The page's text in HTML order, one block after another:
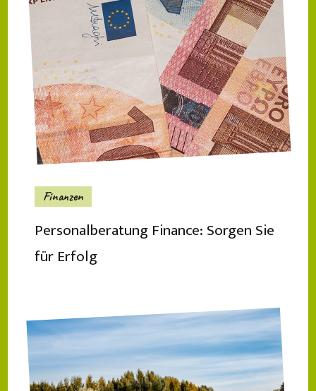
Finanzen
Personalberatung Finance: Sorgen Sie
für Erfolg